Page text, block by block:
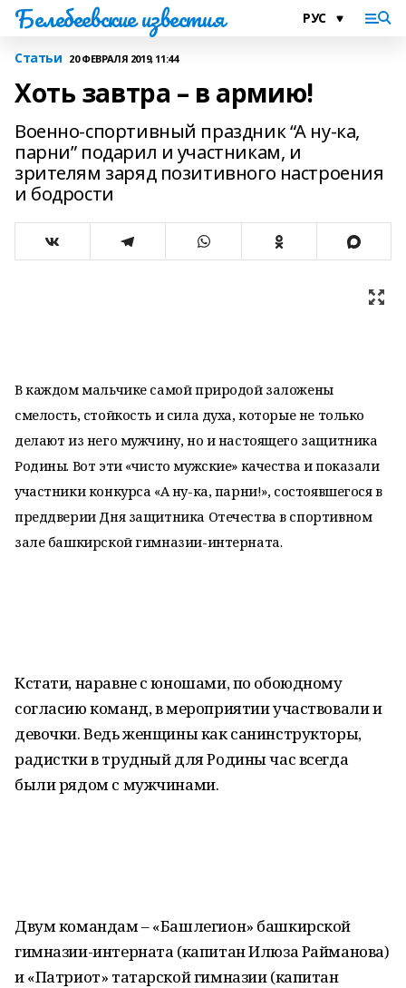
Белебеевские известия
Статьи 20 ФЕВРАЛЯ 2019, 11:44
Хоть завтра – в армию!
Военно-спортивный праздник “А ну-ка,
парни” подарил и участникам, и
зрителям заряд позитивного настроения
и бодрости
В каждом мальчике самой природой заложены
смелость, стойкость и сила духа, которые не только
делают из него мужчину, но и настоящего защитника
Родины. Вот эти «чисто мужские» качества и показали
участники конкурса «А ну-ка, парни!», состоявшегося в
преддверии Дня защитника Отечества в спортивном
зале башкирской гимназии-интерната.
Кстати, наравне с юношами, по обоюдному
согласию команд, в мероприятии участвовали и
девочки. Ведь женщины как санинструкторы,
радистки в трудный для Родины час всегда
были рядом с мужчинами.
Двум командам – «Башлегион» башкирской
гимназии-интерната (капитан Илюза Райманова)
и «Патриот» татарской гимназии (капитан